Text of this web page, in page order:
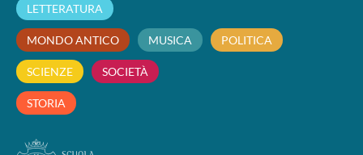
LETTERATURA
MONDO ANTICO MUSICA POLITICA
SCIENZE SOCIETÀ
STORIA